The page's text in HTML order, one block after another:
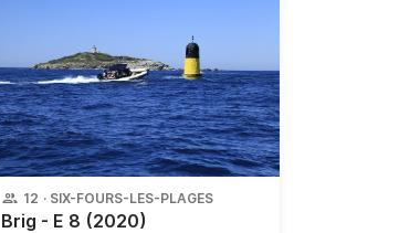
12 · SIX-FOURS-LES-PLAGES
Brig - E 8 (2020)